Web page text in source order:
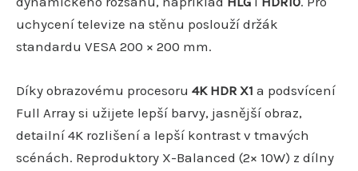
uchycení televize na stěnu poslouží držák
standardu VESA 200 × 200 mm.
Díky obrazovému procesoru 4K HDR X1 a podsvícení
Full Array si užijete lepší barvy, jasnější obraz,
detailní 4K rozlišení a lepší kontrast v tmavých
scénách. Reproduktory X-Balanced (2× 10W) z dílny